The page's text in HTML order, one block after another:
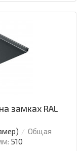
замках RAL
Общая
510